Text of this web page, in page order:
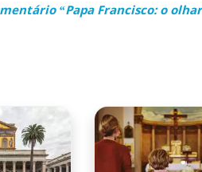
“Papa Francisco: o